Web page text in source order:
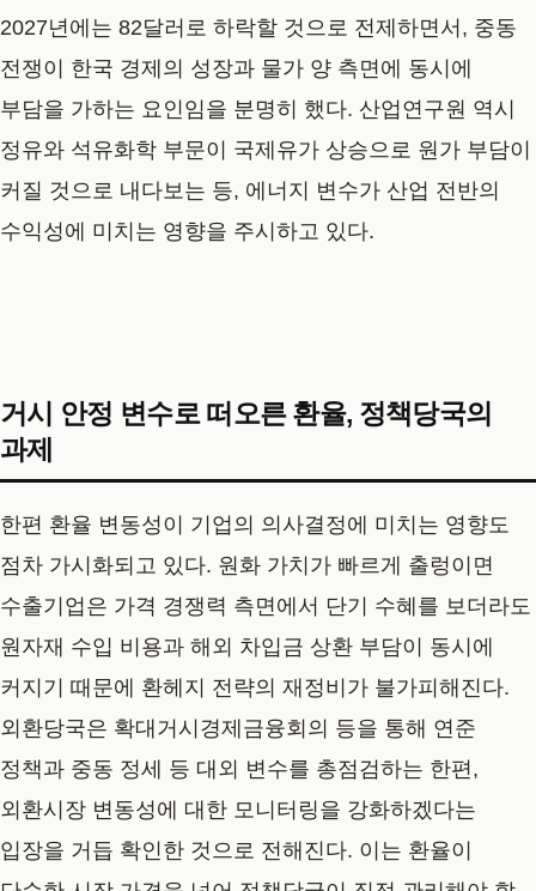
2027년에는 82달러로 하락할 것으로 전제하면서, 중동
전쟁이 한국 경제의 성장과 물가 양 측면에 동시에
부담을 가하는 요인임을 분명히 했다. 산업연구원 역시
정유와 석유화학 부문이 국제유가 상승으로 원가 부담이
커질 것으로 내다보는 등, 에너지 변수가 산업 전반의
수익성에 미치는 영향을 주시하고 있다.
거시 안정 변수로 떠오른 환율, 정책당국의
과제
한편 환율 변동성이 기업의 의사결정에 미치는 영향도
점차 가시화되고 있다. 원화 가치가 빠르게 출렁이면
수출기업은 가격 경쟁력 측면에서 단기 수혜를 보더라도
원자재 수입 비용과 해외 차입금 상환 부담이 동시에
커지기 때문에 환헤지 전략의 재정비가 불가피해진다.
외환당국은 확대거시경제금융회의 등을 통해 연준
정책과 중동 정세 등 대외 변수를 총점검하는 한편,
외환시장 변동성에 대한 모니터링을 강화하겠다는
입장을 거듭 확인한 것으로 전해진다. 이는 환율이